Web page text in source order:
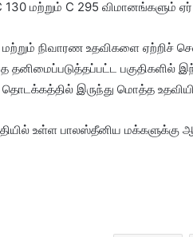
மற்றும் C 295 விமானங்களும் ஏர்
நிவாரண உதவிகளை ஏற்றிச்
தனிமைப்படுத்தப்பட்ட பகுதிகளில்
தொடக்கத்தில் இருந்து மொத்த
உள்ள பாலஸ்தீனிய